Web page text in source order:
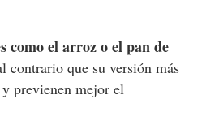
como el arroz o el pan de
contrario que su versión más
previenen mejor el